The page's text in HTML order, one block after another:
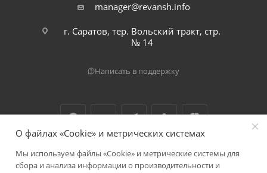
manager@revansh.info
г. Саратов, тер. Вольский тракт, стр.
№ 14
Написать в поддержку
2026 © ООО "Реванш"
О файлах «Cookie» и метрических системах
Мы используем файлы «Cookie» и метрические системы для
сбора и анализа информации о производительности и